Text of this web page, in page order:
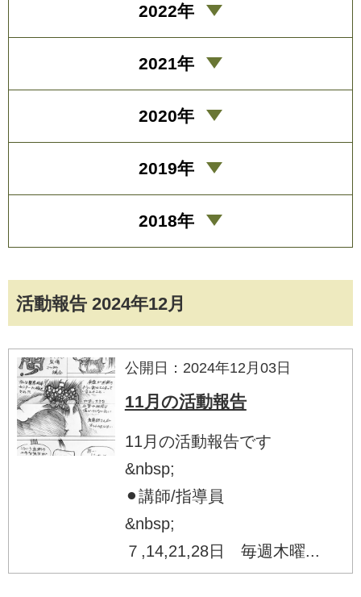
活動報告 2024年12月
公開日：2024年12月03日
11月の活動報告
11月の活動報告です
&nbsp;
⚫︎講師/指導員
&nbsp;
７,14,21,28日 毎週木曜...
2022年
2021年
2020年
2019年
2018年